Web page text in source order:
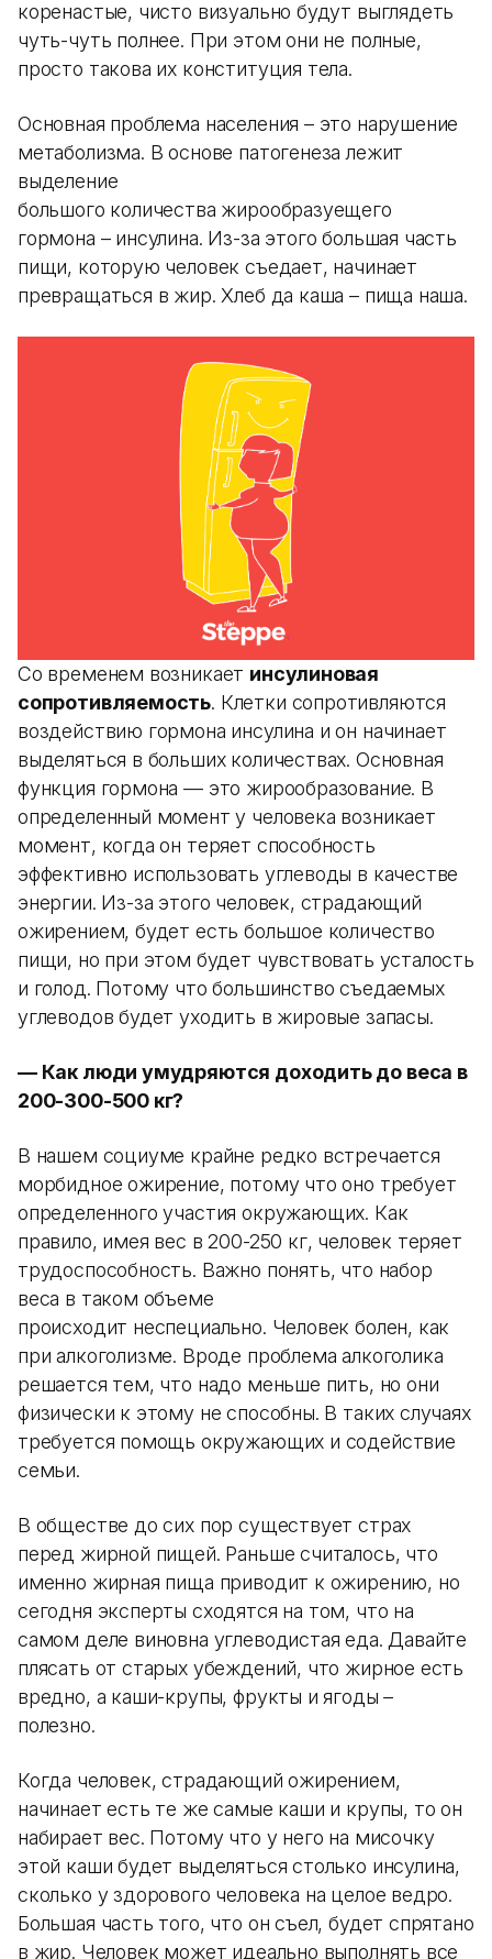
коренастые, чисто визуально будут выглядеть
чуть-чуть полнее. При этом они не полные,
просто такова их конституция тела.
Основная проблема населения – это нарушение
метаболизма. В основе патогенеза лежит
выделение
большого количества жирообразуещего
гормона – инсулина. Из-за этого большая часть
пищи, которую человек съедает, начинает
превращаться в жир. Хлеб да каша – пища наша.
Со временем возникает инсулиновая
сопротивляемость. Клетки сопротивляются
воздействию гормона инсулина и он начинает
выделяться в больших количествах. Основная
функция гормона — это жирообразование. В
определенный момент у человека возникает
момент, когда он теряет способность
эффективно использовать углеводы в качестве
энергии. Из-за этого человек, страдающий
ожирением, будет есть большое количество
пищи, но при этом будет чувствовать усталость
и голод. Потому что большинство съедаемых
углеводов будет уходить в жировые запасы.
— Как люди умудряются доходить до веса в
200-300-500 кг?
В нашем социуме крайне редко встречается
морбидное ожирение, потому что оно требует
определенного участия окружающих. Как
правило, имея вес в 200-250 кг, человек теряет
трудоспособность. Важно понять, что набор
веса в таком объеме
происходит неспециально. Человек болен, как
при алкоголизме. Вроде проблема алкоголика
решается тем, что надо меньше пить, но они
физически к этому не способны. В таких случаях
требуется помощь окружающих и содействие
семьи.
В обществе до сих пор существует страх
перед жирной пищей. Раньше считалось, что
именно жирная пища приводит к ожирению, но
сегодня эксперты сходятся на том, что на
самом деле виновна углеводистая еда. Давайте
плясать от старых убеждений, что жирное есть
вредно, а каши-крупы, фрукты и ягоды –
полезно.
Когда человек, страдающий ожирением,
начинает есть те же самые каши и крупы, то он
набирает вес. Потому что у него на мисочку
этой каши будет выделяться столько инсулина,
сколько у здорового человека на целое ведро.
Большая часть того, что он съел, будет спрятано
в жир. Человек может идеально выполнять все